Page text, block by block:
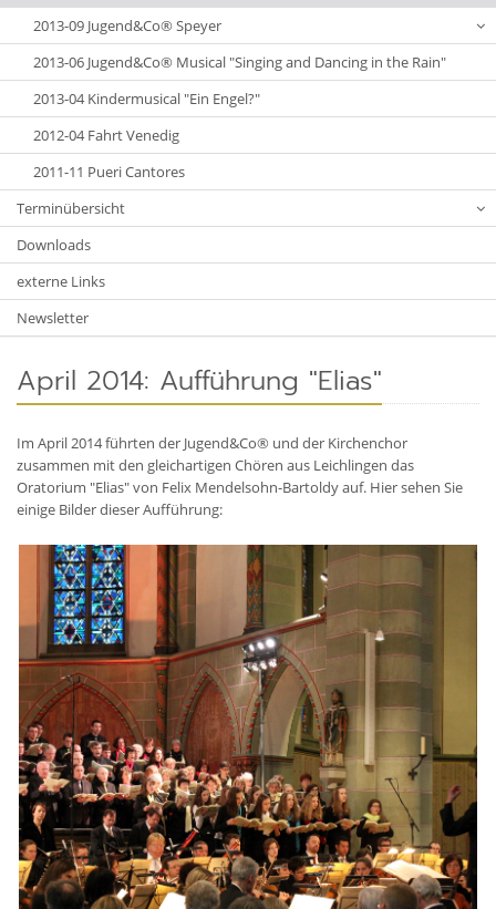
2013-09 Jugend&Co® Speyer
2013-06 Jugend&Co® Musical "Singing and Dancing in the Rain"
2013-04 Kindermusical "Ein Engel?"
2012-04 Fahrt Venedig
2011-11 Pueri Cantores
Terminübersicht
Downloads
externe Links
Newsletter
April 2014: Aufführung "Elias"
Im April 2014 führten der Jugend&Co® und der Kirchenchor
zusammen mit den gleichartigen Chören aus Leichlingen das
Oratorium "Elias" von Felix Mendelsohn-Bartoldy auf. Hier sehen Sie
einige Bilder dieser Aufführung: